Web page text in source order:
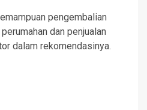
pengembalian
dan penjualan
dalam rekomendasinya.